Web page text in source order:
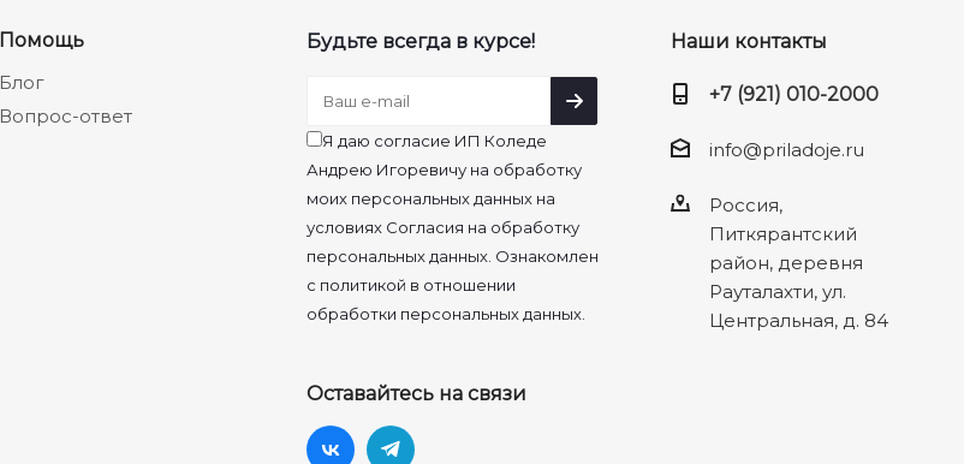
Помощь
Блог
Вопрос-ответ
Будьте всегда в курсе!
Я даю согласие ИП Коледе
Андрею Игоревичу на обработку
моих персональных данных на
условиях Согласия на обработку
персональных данных. Ознакомлен
с политикой в отношении
обработки персональных данных.
Оставайтесь на связи
Наши контакты
+7 (921) 010-2000
info@priladoje.ru
Россия,
Питкярантский
район, деревня
Рауталахти, ул.
Центральная, д. 84